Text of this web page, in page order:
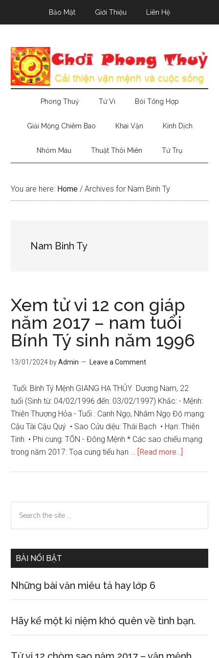
Bảo Mật Giới Thiệu Liên Hệ
Phong Thuỷ Tử Vi Bói Tổng Hợp
Giải Mộng Chiêm Bao Khai Vận Kinh Dịch
Nhóm Máu Thuật Thôi Miên Tứ Trụ
You are here: Home / Archives for Nam Binh Ty
Nam Binh Ty
Xem tử vi 12 con giáp
năm 2017 – nam tuổi
Bính Tý sinh năm 1996
13/01/2024 byAdmin Leave a Comment
Tuổi: Bính Tý Mệnh GIANG HẠ THỦY Dương Nam, 22
tuổi (Sinh từ: 04/02/1996 đến: 03/02/1997) Khắc: - Mệnh:
Thiên Thượng Hỏa - Tuổi : Canh Ngọ, Nhâm Ngọ Độ mạng:
Cậu Tài Cậu Quý • Sao Cửu diệu: Thái Bạch • Hạn: Thiên
Tinh • Phi cung: TỐN - Đông Mệnh * Các sao chiếu mạng
trong năm 2017: Tọa cung tiểu hạn … [Read more...]
12
giáp
–
Tý
1996
Primary
Sidebar
the
BÀI NỔI BẬT
Những bài văn miêu tả hay lớp 6
Hãy kể một kỉ niệm khó quên về tình bạn.